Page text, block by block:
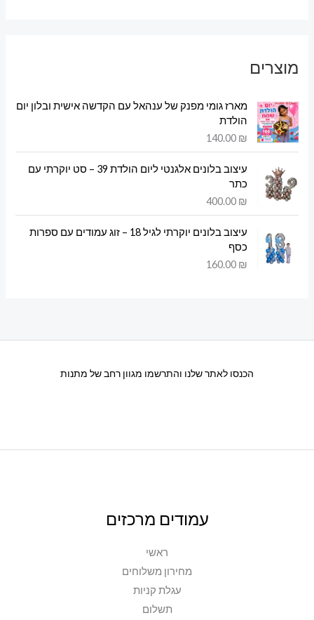
מוצרים
מארז גומי מפנק של ענהאל עם הקדשה אישית ובלון יום
הולדת
140.00 ₪
עיצוב בלונים אלגנטי ליום הולדת 39 – סט יוקרתי עם
כתר
400.00 ₪
עיצוב בלונים יוקרתי לגיל 18 – זוג עמודים עם ספרות
כסף
160.00 ₪
הכנסו לאתר שלנו והתרשמו מגוון רחב של מתנות
עמודים מרכזים
ראשי
מחירון משלוחים
עגלת קניות
תשלום